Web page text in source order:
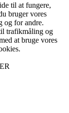
til at fungere,
bruger vores
og for andre.
trafikmåling og
at bruge vores